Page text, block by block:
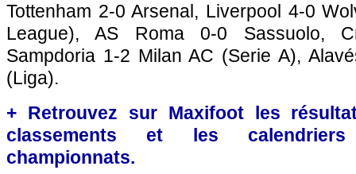
Tottenham 2-0 Arsenal, Liverpool 4-0
League), AS Roma 0-0 Sassuolo,
Sampdoria 1-2 Milan AC (Serie A),
(Liga).
+ Retrouvez sur Maxifoot les
classements et les
championnats.